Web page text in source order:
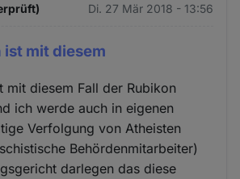
Di. 27 Mär 2018 - 13:56
mit diesem
mit diesem Fall der Rubikon
ich werde auch in eigenen
Verfolgung von Atheisten
Behördenmitarbeiter)
darlegen das diese